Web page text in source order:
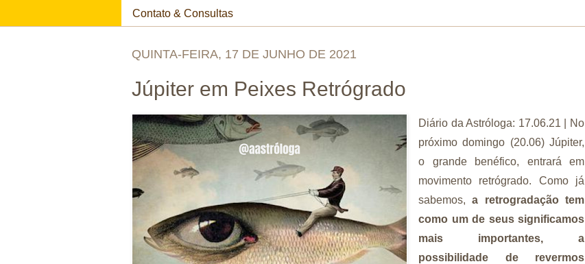
Contato & Consultas
QUINTA-FEIRA, 17 DE JUNHO DE 2021
Júpiter em Peixes Retrógrado
Diário da Astróloga: 17.06.21 | No
próximo domingo (20.06) Júpiter,
o grande benéfico, entrará em
movimento retrógrado. Como já
sabemos,a retrogradação tem
como um de seus significamos
mais importantes, a
possibilidade de revermos